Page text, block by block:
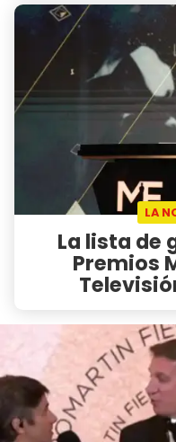
LA
La lista de
Premios